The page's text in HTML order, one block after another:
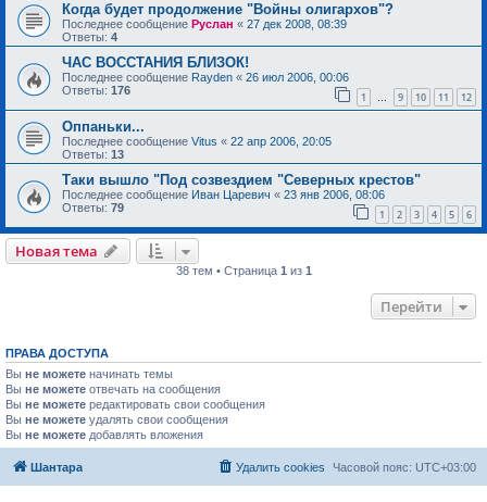
Когда будет продолжение "Войны олигархов"?
Последнее сообщение Руслан « 27 дек 2008, 08:39
Ответы: 4
ЧАС ВОССТАНИЯ БЛИЗОК!
Последнее сообщение Rayden « 26 июл 2006, 00:06
Ответы: 176 1 … 9 10 11 12
Оппаньки...
Последнее сообщение Vitus « 22 апр 2006, 20:05
Ответы: 13
Таки вышло "Под созвездием "Северных крестов"
Последнее сообщение Иван Царевич « 23 янв 2006, 08:06
Ответы: 79 1 2 3 4 5 6
Новая тема
38 тем • Страница 1 из 1
Перейти
ПРАВА ДОСТУПА
Вы не можете начинать темы
Вы не можете отвечать на сообщения
Вы не можете редактировать свои сообщения
Вы не можете удалять свои сообщения
Вы не можете добавлять вложения
Шантара Часовой пояс: UTC+03:00
Удалить cookies